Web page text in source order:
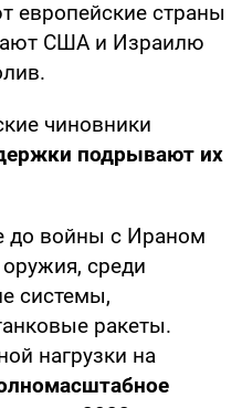
европейские страны
США и Израилю
чиновники
подрывают их
до войны с Ираном
среди
системы,
ракеты.
нагрузки на